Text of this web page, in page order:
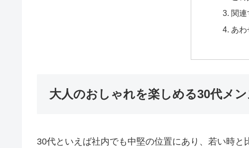
関
あわ
大人のおしゃれを楽しめる30代メ
30代といえば社内でも中堅の位置にあり、若い時